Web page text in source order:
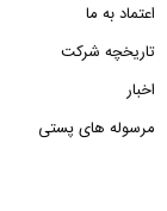
اعتماد به ما
تاریخچه شرکت
اخبار
مرسوله های پستی